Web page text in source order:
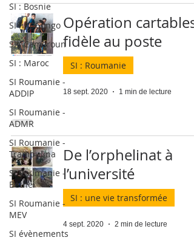
SI : Bosnie
SI : RDCongo
SI : Cameroun
SI : Maroc
SI Roumanie -
ADDIP
SI Roumanie -
ADMR
SI Roumanie -
Trambulina
SI Roumanie -
Bethel
SI Roumanie -
MEV
SI évènements
Opération cartables,
fidèle au poste
SI : Roumanie
18 sept. 2020 1 min de lecture
De l’orphelinat à
l’université
SI : une vie transformée
4 sept. 2020 2 min de lecture